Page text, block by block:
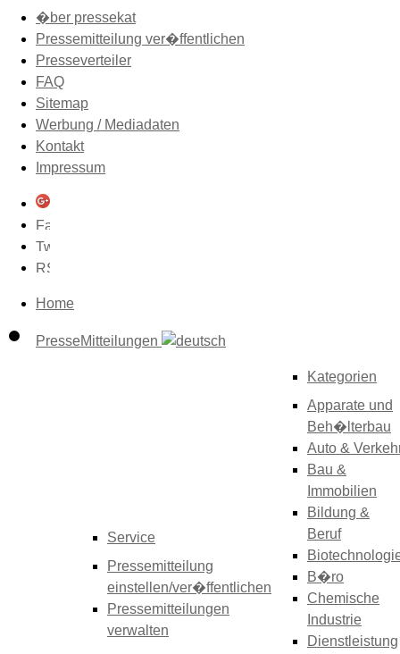
�ber pressekat
Pressemitteilung ver�ffentlichen
Presseverteiler
FAQ
Sitemap
Werbung / Mediadaten
Kontakt
Impressum
Home
PresseMitteilungen
Service
Pressemitteilung
einstellen/ver�ffentlichen
Pressemitteilungen
verwalten
Kategorien
Apparate und
Beh�lterbau
Auto &
Bau &
Immobilien
Bildung &
Beruf
B�ro
Chemische
Industrie
Dienstleistung